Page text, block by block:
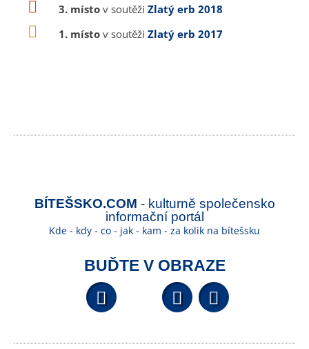
3. místo v soutěži Zlatý erb 2018
1. místo v soutěži Zlatý erb 2017
BÍTEŠSKO.COM - kulturně společensko
informační portál
Kde - kdy - co - jak - kam - za kolik na bítešsku
BUĎTE V OBRAZE
Facebook YouTube